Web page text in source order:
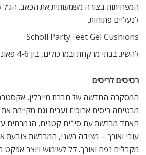
המפחיתות בצורה משמעותית את הכאב. הג’ל
לנעליים פתוחות.
Scholl Party Feet Gel Cushions
להשיג בבתי מרקחת ובמרכולים, בין 4-6 פאונד
רסיסים לריסים
המסקרה החדשה של חברת מייבלין,
מבטיחה ריסים ארוכים ועבים וגם מקיימת
האחד מברשת עם סיבים קטנים, הנמרחים
עובי ואורך – מצידה השני, המברשת צובעת
מקבלים נפח ואורך. קל לשימוש ויוצר אפקט